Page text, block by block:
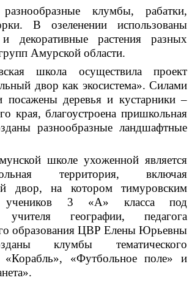
клумбы, рабатки,
В озеленении использованы
декоративные растения разных
Амурской области.
школа осуществила проект
двор как экосистема». Силами
посажены деревья и кустарники –
края, благоустроена пришкольная
разнообразные ландшафтные
школе ухоженной является
территория, включая
двор, на котором тимуровским
3 «А» класса под
учителя географии, педагога
образования ЦВР Елены Юрьевны
клумбы тематического
«Корабль», «Футбольное поле» и